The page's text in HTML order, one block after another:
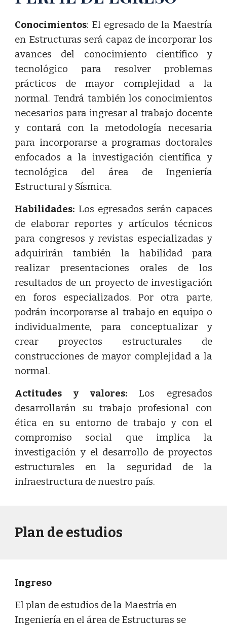
Conocimientos: El egresado de la Maestría
en Estructuras será capaz de incorporar los
avances del conocimiento científico y
tecnológico para resolver problemas
prácticos de mayor complejidad a la
normal. Tendrá también los conocimientos
necesarios para ingresar al trabajo docente
y contará con la metodología necesaria
para incorporarse a programas doctorales
enfocados a la investigación científica y
tecnológica del área de Ingeniería
Estructural y Sísmica.
Habilidades: Los egresados serán capaces
de elaborar reportes y artículos técnicos
para congresos y revistas especializadas y
adquirirán también la habilidad para
realizar presentaciones orales de los
resultados de un proyecto de investigación
en foros especializados. Por otra parte,
podrán incorporarse al trabajo en equipo o
individualmente, para conceptualizar y
crear proyectos estructurales de
construcciones de mayor complejidad a la
normal.
Actitudes y valores: Los egresados
desarrollarán su trabajo profesional con
ética en su entorno de trabajo y con el
compromiso social que implica la
investigación y el desarrollo de proyectos
estructurales en la seguridad de la
infraestructura de nuestro país.
Plan de estudios
Ingreso
El plan de estudios de la Maestría en
Ingeniería en el área de Estructuras se